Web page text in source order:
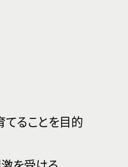
てることを目的